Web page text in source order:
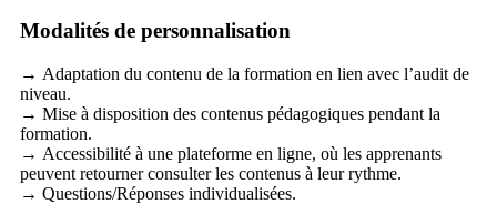
Modalités de personnalisation
→ Adaptation du contenu de la formation en lien avec l’audit de
niveau.
→ Mise à disposition des contenus pédagogiques pendant la
formation.
→ Accessibilité à une plateforme en ligne, où les apprenants
peuvent retourner consulter les contenus à leur rythme.
→ Questions/Réponses individualisées.